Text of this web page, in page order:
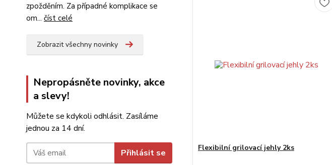
zpožděním. Za případné komplikace se
om... číst celé
Zobrazit všechny novinky
Nepropásněte novinky, akce
a slevy!
Můžete se kdykoli odhlásit. Zasíláme
jednou za 14 dní.
Přihlásit se Flexibilní grilovací jehly 2ks